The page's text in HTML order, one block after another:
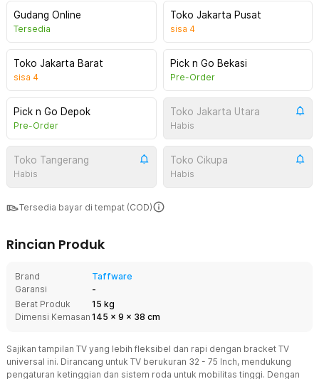
Gudang Online
Tersedia
Toko Jakarta Pusat
sisa 4
Toko Jakarta Barat
sisa 4
Pick n Go Bekasi
Pre-Order
Pick n Go Depok
Pre-Order
Toko Jakarta Utara
Habis
Toko Tangerang
Habis
Toko Cikupa
Habis
Tersedia bayar di tempat (COD)
Rincian Produk
Brand
Taffware
Garansi
-
Berat Produk
15 kg
Dimensi Kemasan 145 x 9 x 38 cm
Sajikan tampilan TV yang lebih fleksibel dan rapi dengan bracket TV
universal ini. Dirancang untuk TV berukuran 32 - 75 Inch, mendukung
pengaturan ketinggian dan sistem roda untuk mobilitas tinggi. Dengan